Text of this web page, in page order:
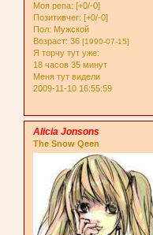
Моя репа: [+0/-0]
Позитивчег: [+0/-0]
Пол: Мужской
Возраст: 36 [1990-07-15]
Я торчу тут уже:
18 часов 35 минут
Меня тут видели
2009-11-10 16:55:59
Alicia Jonsons
The Snow Qeen